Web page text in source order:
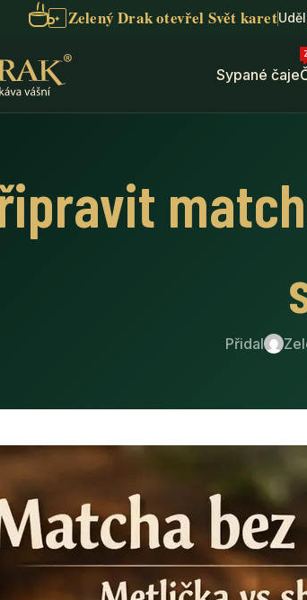
✦ Zelený Drak otevřel Svět karet
Sypané čaje
Přidal